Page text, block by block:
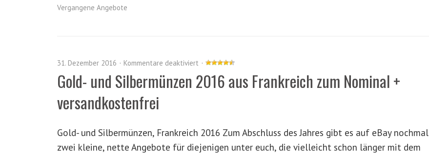
Vergangene Angebote
31. Dezember 2016 Kommentare deaktiviert
Gold- und Silbermünzen 2016 aus Frankreich zum Nominal +
versandkostenfrei
Gold- und Silbermünzen, Frankreich 2016 Zum Abschluss des Jahres gibt es auf eBay nochmal
zwei kleine, nette Angebote für diejenigen unter euch, die vielleicht schon länger mit dem